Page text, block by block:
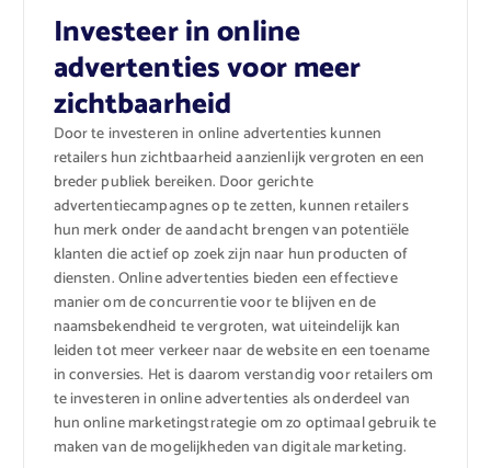
Investeer in online
advertenties voor meer
zichtbaarheid
Door te investeren in online advertenties kunnen
retailers hun zichtbaarheid aanzienlijk vergroten en een
breder publiek bereiken. Door gerichte
advertentiecampagnes op te zetten, kunnen retailers
hun merk onder de aandacht brengen van potentiële
klanten die actief op zoek zijn naar hun producten of
diensten. Online advertenties bieden een effectieve
manier om de concurrentie voor te blijven en de
naamsbekendheid te vergroten, wat uiteindelijk kan
leiden tot meer verkeer naar de website en een toename
in conversies. Het is daarom verstandig voor retailers om
te investeren in online advertenties als onderdeel van
hun online marketingstrategie om zo optimaal gebruik te
maken van de mogelijkheden van digitale marketing.